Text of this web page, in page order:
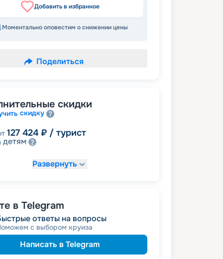
Добавить в избранное
Моментально оповестим о снижении цены
Поделиться
скидки
скидку
127 424 ₽ / турист
детям
137 560 ₽/ турист
пенсионерам
Развернуть
в Telegram
ответы на вопросы
с выбором круиза
Написать в Telegram